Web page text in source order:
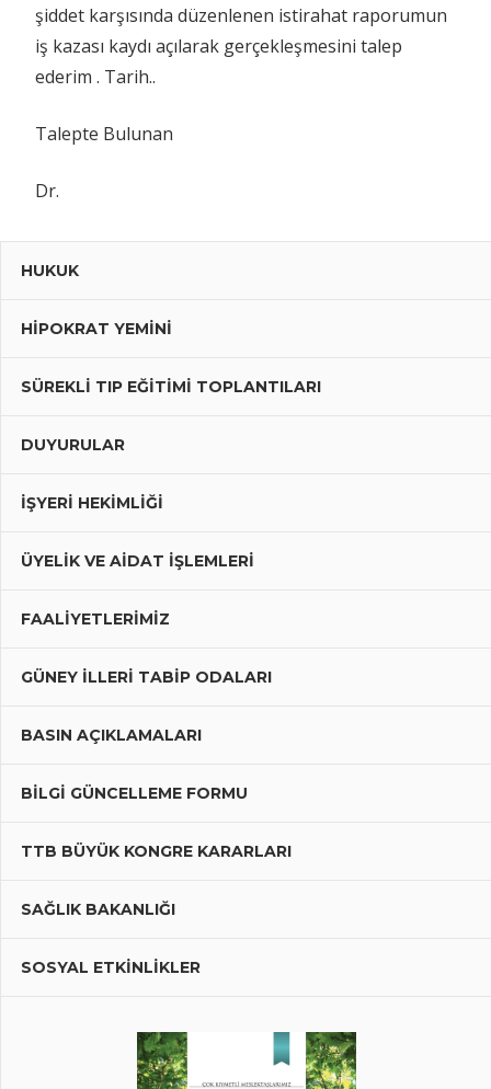
şiddet karşısında düzenlenen istirahat raporumun
iş kazası kaydı açılarak gerçekleşmesini talep
ederim . Tarih..
Talepte Bulunan
Dr.
HUKUK
HIPOKRAT YEMINI
SÜREKLI TIP EĞITIMI TOPLANTILARI
DUYURULAR
İŞYERİ HEKİMLİĞİ
ÜYELIK VE AIDAT İŞLEMLERI
FAALIYETLERIMIZ
GÜNEY İLLERI TABIP ODALARI
BASIN AÇIKLAMALARI
BILGI GÜNCELLEME FORMU
TTB BÜYÜK KONGRE KARARLARI
SAĞLIK BAKANLIĞI
SOSYAL ETKİNLİKLER